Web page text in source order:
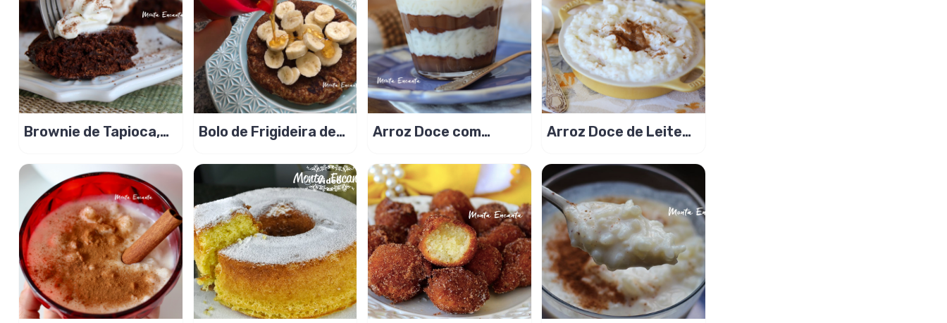
Brownie de Tapioca,
glúten!
Bolo de Frigideira de
Arroz Doce com
é dos Deuses!
Arroz Doce de Leite
Video